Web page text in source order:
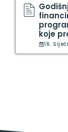
koje
16.